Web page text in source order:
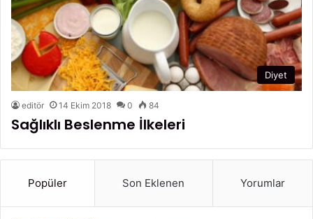
Diyet
editör 14 Ekim 2018 0 84
Sağlıklı Beslenme İlkeleri
Popüler Son Eklenen Yorumlar